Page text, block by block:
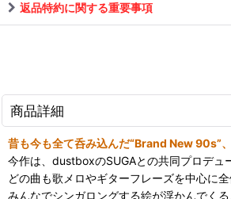
返品特約に関する重要事項
商品詳細
昔も今も全て呑み込んだ“Brand New 90s”
今作は、dustboxのSUGAとの共同プロデュ
どの曲も歌メロやギターフレーズを中心に
みんなでシンガロングする絵が浮かんでく